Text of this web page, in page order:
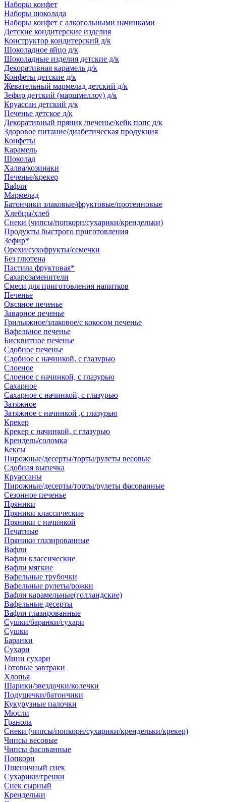
Наборы конфет
Наборы шоколада
Наборы конфет с алкогольными начинками
Детские кондитерские изделия
Конструктор кондитерский д/к
Шоколадное яйцо д/к
Шоколадные изделия детские д/к
Декоративная карамель д/к
Конфеты детские д/к
Жевательный мармелад детский д/к
Зефир детский (маршмеллоу) д/к
Круассан детский д/к
Печенье детское д/к
Декоративный пряник /печенье/кейк попс д/к
Здоровое питание/диабетическая продукция
Конфеты
Карамель
Шоколад
Халва/козинаки
Печенье/крекер
Вафли
Мармелад
Батончики злаковые/фруктовые/протеиновые
Хлебцы/хлеб
Снеки (чипсы/попкорн/сухарики/крендельки)
Продукты быстрого приготовления
Зефир*
Орехи/сухофрукты/семечки
Без глютена
Пастила фруктовая*
Сахарозаменители
Смеси для приготовления напитков
Печенье
Овсяное печенье
Заварное печенье
Грильяжное/злаковое/с кокосом печенье
Вафельное печенье
Бисквитное печенье
Сдобное печенье
Сдобное с начинкой, с глазурью
Слоеное
Слоеное с начинкой, с глазурью
Сахарное
Сахарное с начинкой, с глазурью
Затяжное
Затяжное с начинкой ,с глазурью
Крекер
Крекер с начинкой, с глазурью
Крендель/соломка
Кексы
Пирожные/десерты/торты/рулеты весовые
Сдобная выпечка
Круассаны
Пирожные/десерты/торты/рулеты фасованные
Сезонное печенье
Пряники
Пряники классические
Пряники с начинкой
Печатные
Пряники глазированные
Вафли
Вафли классические
Вафли мягкие
Вафельные трубочки
Вафельные рулеты/рожки
Вафли карамельные(голландские)
Вафельные десерты
Вафли глазированные
Сушки/баранки/сухари
Сушки
Баранки
Сухари
Мини сухари
Готовые завтраки
Хлопья
Шарики/звездочки/колечки
Подушечки/батончики
Кукурузные палочки
Мюсли
Гранола
Снеки (чипсы/попкорн/сухарики/крендельки/крекер)
Чипсы весовые
Чипсы фасованные
Попкорн
Пшеничный снек
Сухарики/гренки
Снек сырный
Крендельки